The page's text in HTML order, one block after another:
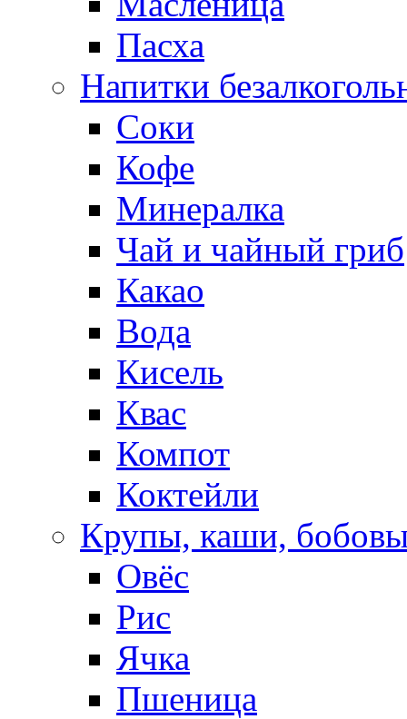
Пасха
Напитки
Соки
Кофе
Минералка
Чай и чайный гриб
Какао
Вода
Кисель
Квас
Компот
Коктейли
Крупы, каши,
Овёс
Рис
Ячка
Пшеница